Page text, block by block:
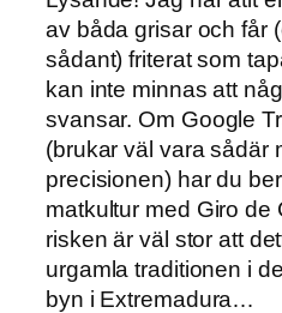
av båda grisar och får
sådant) friterat som
kan inte minnas att
svansar. Om Google
(brukar väl vara sådär
precisionen) har du
matkultur med Giro de
risken är väl stor att
urgamla traditionen i
byn i Extremadura…